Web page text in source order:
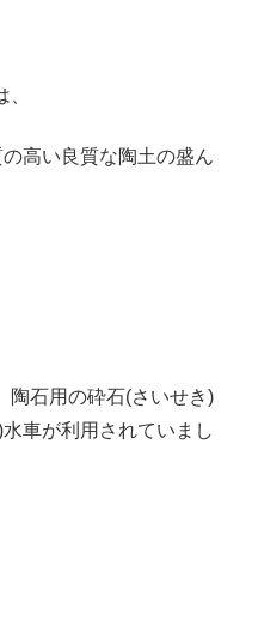
高い良質な陶土の盛ん
陶石用の砕石(さいせき)
車が利用されていまし